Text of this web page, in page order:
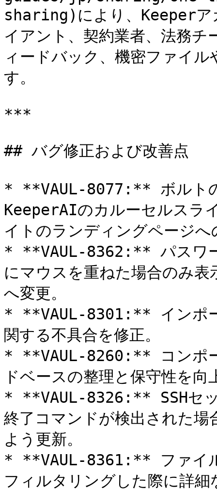
sharing)により、Keeperア
イアント、契約業者、法務
ィードバック、機密ファイ
す。
***
## バグ修正および改善点
* **VAUL-8077:** ボルトの
KeeperAIのカルーセルスラ
イトのランディングページ
* **VAUL-8362:** パスワー
にマウスを重ねた場合のみ
へ変更。
* **VAUL-8301:** インポー
関する不具合を修正。
* **VAUL-8260:** コンポー
ドベースの整理と保守性を向
* **VAUL-8326:** SSHセ
終了コマンドが検出された場
よう更新。
* **VAUL-8361:** ファイル
フィルタリングした際に詳